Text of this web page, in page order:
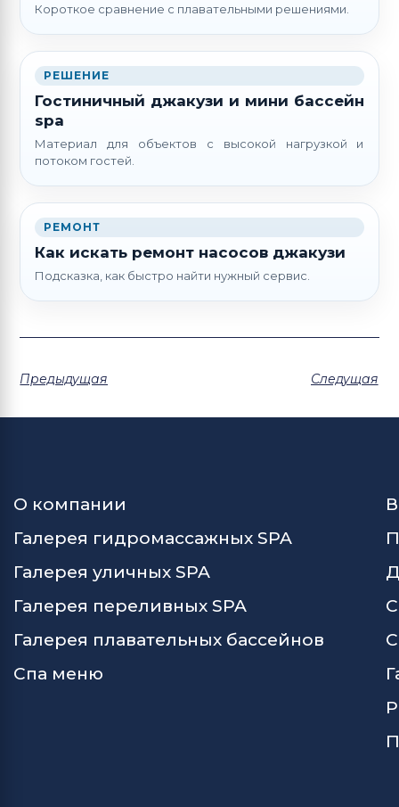
Короткое сравнение с плавательными решениями.
РЕШЕНИЕ
Гостиничный джакузи и мини бассейн
spa
Материал для объектов с высокой нагрузкой и
потоком гостей.
РЕМОНТ
Как искать ремонт насосов джакузи
Подсказка, как быстро найти нужный сервис.
Предыдущая Следущая
О компании
Галерея гидромассажных SPA
Галерея уличных SPA
Галерея переливных SPA
Галерея плавательных бассейнов
Спа меню